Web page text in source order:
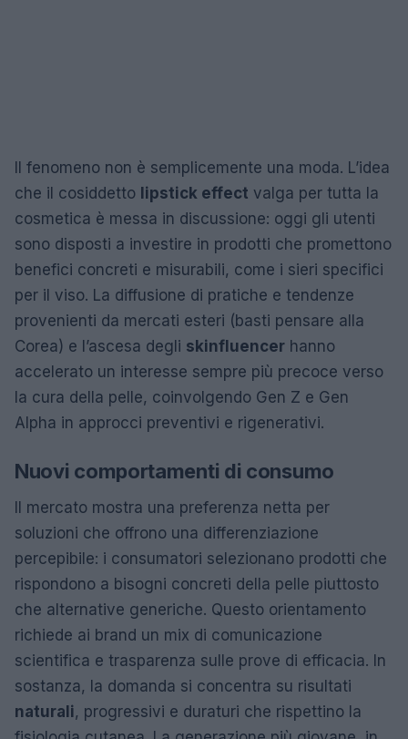
Il fenomeno non è semplicemente una moda. L’idea
che il cosiddetto lipstick effect valga per tutta la
cosmetica è messa in discussione: oggi gli utenti
sono disposti a investire in prodotti che promettono
benefici concreti e misurabili, come i sieri specifici
per il viso. La diffusione di pratiche e tendenze
provenienti da mercati esteri (basti pensare alla
Corea) e l’ascesa degli skinfluencer hanno
accelerato un interesse sempre più precoce verso
la cura della pelle, coinvolgendo Gen Z e Gen
Alpha in approcci preventivi e rigenerativi.
Nuovi comportamenti di consumo
Il mercato mostra una preferenza netta per
soluzioni che offrono una differenziazione
percepibile: i consumatori selezionano prodotti che
rispondono a bisogni concreti della pelle piuttosto
che alternative generiche. Questo orientamento
richiede ai brand un mix di comunicazione
scientifica e trasparenza sulle prove di efficacia. In
sostanza, la domanda si concentra su risultati
naturali, progressivi e duraturi che rispettino la